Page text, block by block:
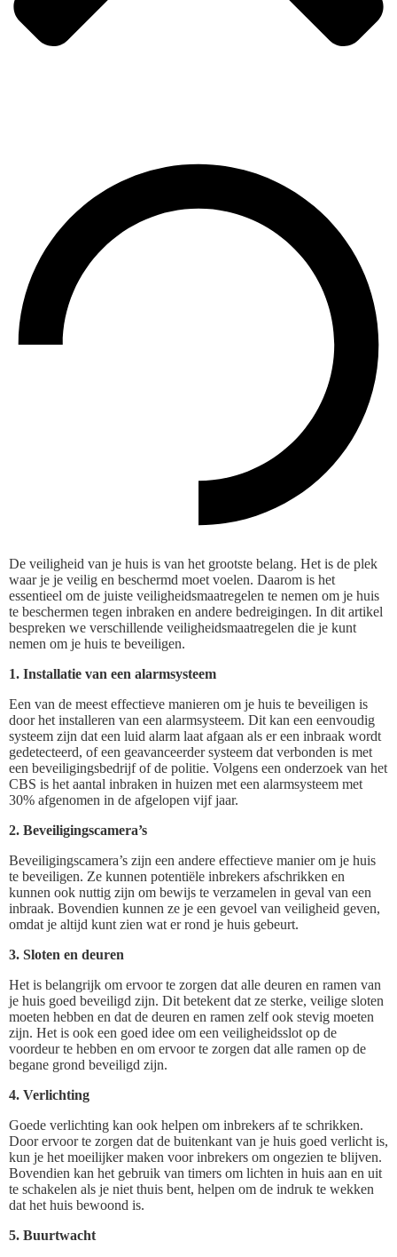
De veiligheid van je huis is van het grootste belang. Het is de plek
waar je je veilig en beschermd moet voelen. Daarom is het
essentieel om de juiste veiligheidsmaatregelen te nemen om je huis
te beschermen tegen inbraken en andere bedreigingen. In dit artikel
bespreken we verschillende veiligheidsmaatregelen die je kunt
nemen om je huis te beveiligen.
1. Installatie van een alarmsysteem
Een van de meest effectieve manieren om je huis te beveiligen is
door het installeren van een alarmsysteem. Dit kan een eenvoudig
systeem zijn dat een luid alarm laat afgaan als er een inbraak wordt
gedetecteerd, of een geavanceerder systeem dat verbonden is met
een beveiligingsbedrijf of de politie. Volgens een onderzoek van het
CBS is het aantal inbraken in huizen met een alarmsysteem met
30% afgenomen in de afgelopen vijf jaar.
2. Beveiligingscamera’s
Beveiligingscamera’s zijn een andere effectieve manier om je huis
te beveiligen. Ze kunnen potentiële inbrekers afschrikken en
kunnen ook nuttig zijn om bewijs te verzamelen in geval van een
inbraak. Bovendien kunnen ze je een gevoel van veiligheid geven,
omdat je altijd kunt zien wat er rond je huis gebeurt.
3. Sloten en deuren
Het is belangrijk om ervoor te zorgen dat alle deuren en ramen van
je huis goed beveiligd zijn. Dit betekent dat ze sterke, veilige sloten
moeten hebben en dat de deuren en ramen zelf ook stevig moeten
zijn. Het is ook een goed idee om een veiligheidsslot op de
voordeur te hebben en om ervoor te zorgen dat alle ramen op de
begane grond beveiligd zijn.
4. Verlichting
Goede verlichting kan ook helpen om inbrekers af te schrikken.
Door ervoor te zorgen dat de buitenkant van je huis goed verlicht is,
kun je het moeilijker maken voor inbrekers om ongezien te blijven.
Bovendien kan het gebruik van timers om lichten in huis aan en uit
te schakelen als je niet thuis bent, helpen om de indruk te wekken
dat het huis bewoond is.
5. Buurtwacht